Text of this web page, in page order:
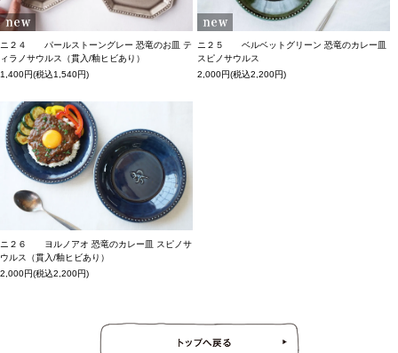
ニ２４ パールストーングレー 恐竜のお皿 テ
ィラノサウルス（貫入/釉ヒビあり）
1,400円(税込1,540円)
ニ２５ ベルベットグリーン 恐竜のカレー皿
スピノサウルス
2,000円(税込2,200円)
ニ２６ ヨルノアオ 恐竜のカレー皿 スピノサ
ウルス（貫入/釉ヒビあり）
2,000円(税込2,200円)